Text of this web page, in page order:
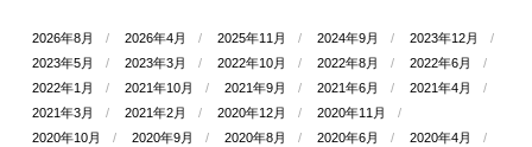
2026年8月 2026年4月 2025年11月 2024年9月
2023年12月
2023年5月
2023年3月 2022年10月 2022年8月
2022年6月
2022年1月
2021年10月 2021年9月 2021年6月
2021年4月
2021年3月
2021年2月 2020年12月
2020年11月
2020年10月
2020年9月 2020年8月 2020年6月
2020年4月